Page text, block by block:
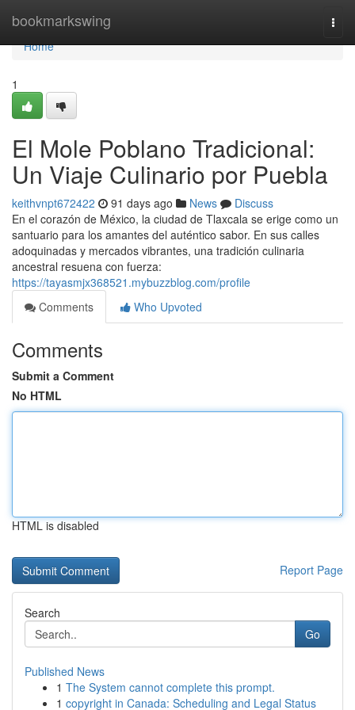
bookmarkswing
Home
Home
1
El Mole Poblano Tradicional:
Un Viaje Culinario por Puebla
keithvnpt672422 91 days ago News
Discuss
En el corazón de México, la ciudad de Tlaxcala se erige como un
santuario para los amantes del auténtico sabor. En sus calles
adoquinadas y mercados vibrantes, una tradición culinaria
ancestral resuena con fuerza:
https://tayasmjx368521.mybuzzblog.com/profile
Comments
Who Upvoted
Comments
Submit a Comment
No HTML
HTML is disabled
Report Page
Search
Go
Published News
1 The System cannot complete this prompt.
1 copyright in Canada: Scheduling and Legal Status